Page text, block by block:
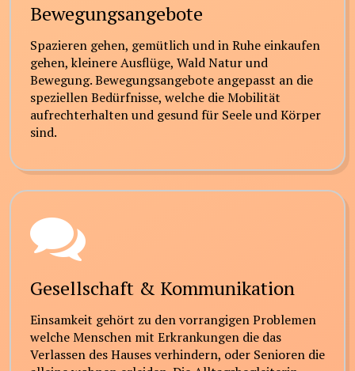
Bewegungsangebote
Spazieren gehen, gemütlich und in Ruhe einkaufen
gehen, kleinere Ausflüge, Wald Natur und
Bewegung. Bewegungsangebote angepasst an die
speziellen Bedürfnisse, welche die Mobilität
aufrechterhalten und gesund für Seele und Körper
sind.
Gesellschaft & Kommunikation
Einsamkeit gehört zu den vorrangigen Problemen
welche Menschen mit Erkrankungen die das
Verlassen des Hauses verhindern, oder Senioren die